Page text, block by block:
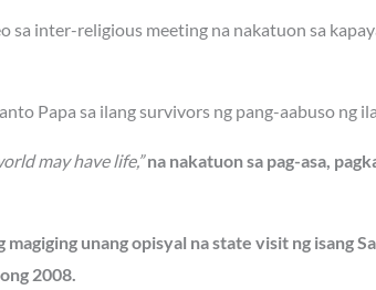
sa inter-religious meeting na nakatuon sa
Papa sa ilang survivors ng pang-aabuso ng
may have life,”na nakatuon sa pag-asa,
unang opisyal na state visit ng isang
2008.